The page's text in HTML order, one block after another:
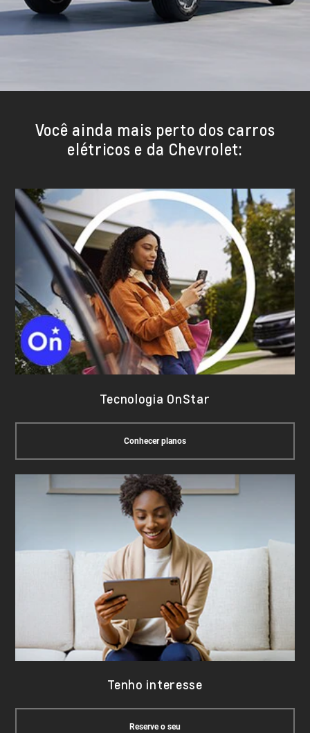
Você ainda mais perto dos carros
elétricos e da Chevrolet:
Tecnologia OnStar
Conhecer planos
Tenho interesse
Reserve o seu